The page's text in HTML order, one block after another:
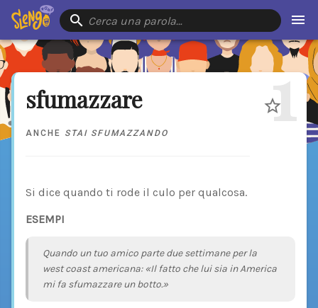
Cerca una parola…
sfumazzare
ANCHE STAI SFUMAZZANDO 1
Si dice quando ti rode il culo per qualcosa.
ESEMPI
Quando un tuo amico parte due settimane per la
west coast americana: «Il fatto che lui sia in America
mi fa sfumazzare un botto.»